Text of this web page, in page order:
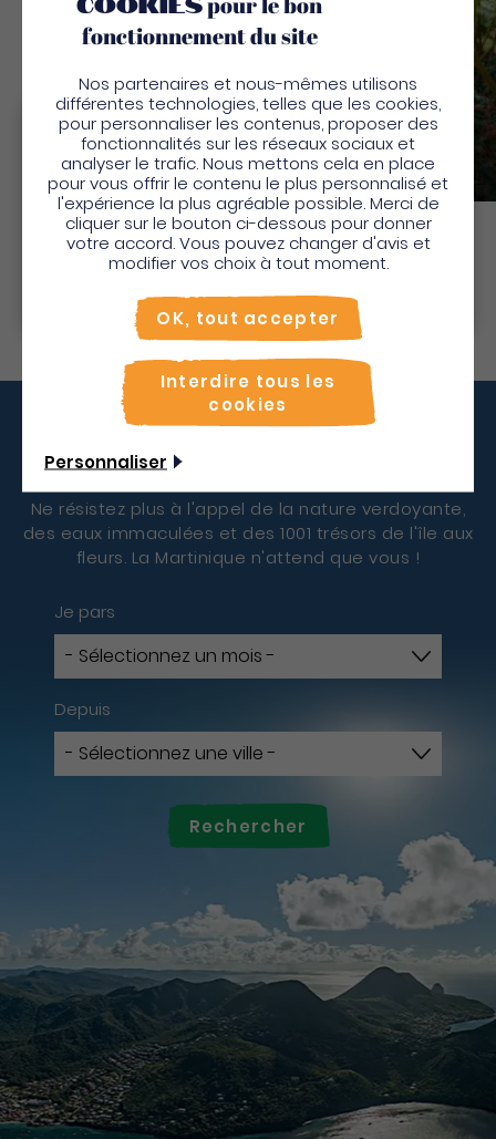
Zoo De Martinique-
Habitation Anse Latouche
Parcs et jardins
Découvrir
Vous décollez quand ?
Ne résistez plus à l'appel de la nature verdoyante,
des eaux immaculées et des 1001 trésors de l'île aux
fleurs. La Martinique n'attend que vous !
Je pars
Depuis
Rechercher
Bienvenue en Martinique
Pour profiter de votre séjour et trouver des
activités en quelques clics, activez le mode “sur
place”.
Utiliser le mode surplace
fonctionnement du site
Nos partenaires et nous-mêmes utilisons
différentes technologies, telles que les cookies,
pour personnaliser les contenus, proposer des
fonctionnalités sur les réseaux sociaux et
analyser le trafic. Nous mettons cela en place
pour vous offrir le contenu le plus personnalisé et
l'expérience la plus agréable possible. Merci de
cliquer sur le bouton ci-dessous pour donner
votre accord. Vous pouvez changer d'avis et
modifier vos choix à tout moment.
OK, tout accepter
Interdire tous les
cookies
Personnaliser